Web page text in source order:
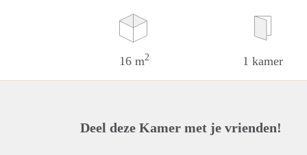
16 m2 1 kamer
Deel deze Kamer met je vrienden!